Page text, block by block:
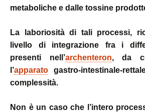
metaboliche e dalle tossine
La laboriosità di tali processi,
livello di integrazione fra i
presenti nell’archenteron, da
l’apparato gastro-intestinale-
complessità.
Non è un caso che l’intero